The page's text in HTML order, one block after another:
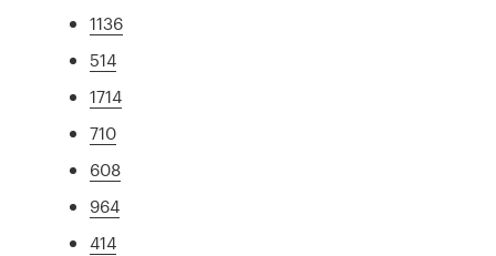
1136
514
1714
710
608
964
414